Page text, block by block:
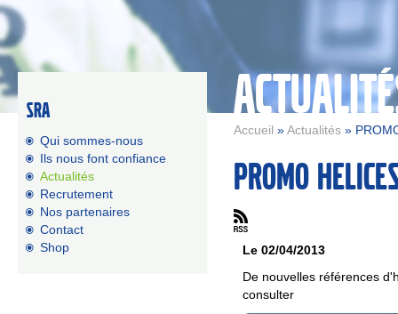
Accueil »Actualités»
SRA
Qui sommes-nous
Ils nous font confiance
Actualités
Recrutement
Nos partenaires
Contact
Shop
PROMO
Le 02/04/2013
De nouvelles références
consulter